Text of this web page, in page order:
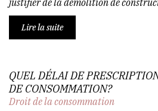
Lire la suite
QUEL DÉLAI DE
DE CONSOMMATION?
Droit de la consommation